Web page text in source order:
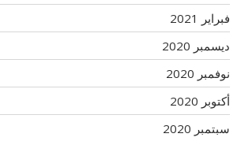
فبراير 2021
ديسمبر 2020
نوفمبر 2020
أكتوبر 2020
سبتمبر 2020